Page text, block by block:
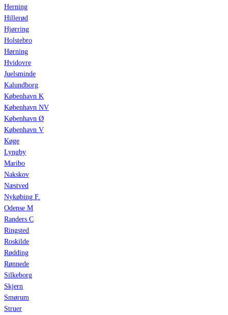
Herning
Hillerød
Hjørring
Holstebro
Hørning
Hvidovre
Juelsminde
Kalundborg
København K
København NV
København Ø
København V
Køge
Lyngby
Maribo
Nakskov
Næstved
Nykøbing F.
Odense M
Randers C
Ringsted
Roskilde
Rødding
Rønnede
Silkeborg
Skjern
Smørum
Struer